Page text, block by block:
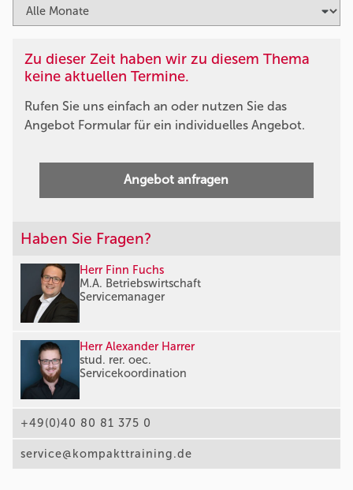
Zu dieser Zeit haben wir zu diesem Thema
keine aktuellen Termine.
Rufen Sie uns einfach an oder nutzen Sie das
Angebot Formular für ein individuelles Angebot.
Angebot anfragen
Haben Sie Fragen?
Herr Finn Fuchs
M.A. Betriebswirtschaft
Servicemanager
Herr Alexander Harrer
stud. rer. oec.
Servicekoordination
+49(0)40 80 81 375 0
service@kompakttraining.de